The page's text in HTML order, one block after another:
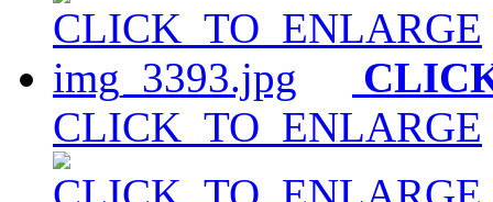
CLICK_TO_ENLARGE